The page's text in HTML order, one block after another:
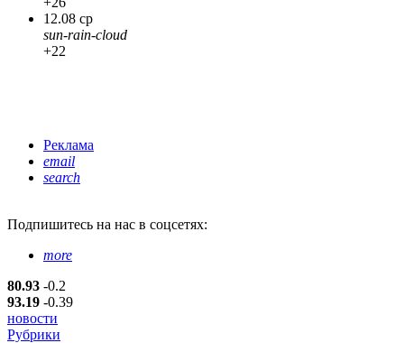
12.08 ср
sun-rain-cloud
+22
Реклама
email
search
Подпишитесь на нас в соцсетях:
more
80.93 -0.2
93.19 -0.39
новости
Рубрики